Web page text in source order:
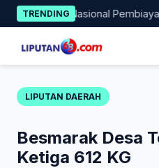
Skip
to
content
TRENDING
Nasional Pembiayaan
LIPUTAN DAERAH
Besmarak Desa
Ketiga 612 KG